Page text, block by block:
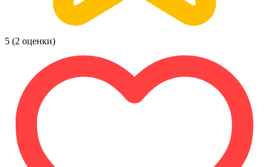
5 (2 оценки)